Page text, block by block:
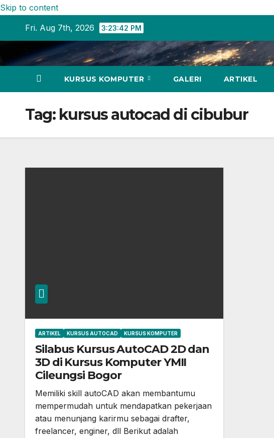
Skip to content
Fri. Aug 7th, 2026
3:23:43 PM
KURSUS KOMPUTER GALERI ARTIKEL
Tag: kursus autocad di cibubur
ARTIKEL KURSUS AUTOCAD KURSUS KOMPUTER
Silabus Kursus AutoCAD 2D dan
3D di Kursus Komputer YMII
Cileungsi Bogor
Memiliki skill autoCAD akan membantumu
mempermudah untuk mendapatkan pekerjaan
atau menunjang karirmu sebagai drafter,
freelancer, enginer, dll Berikut adalah